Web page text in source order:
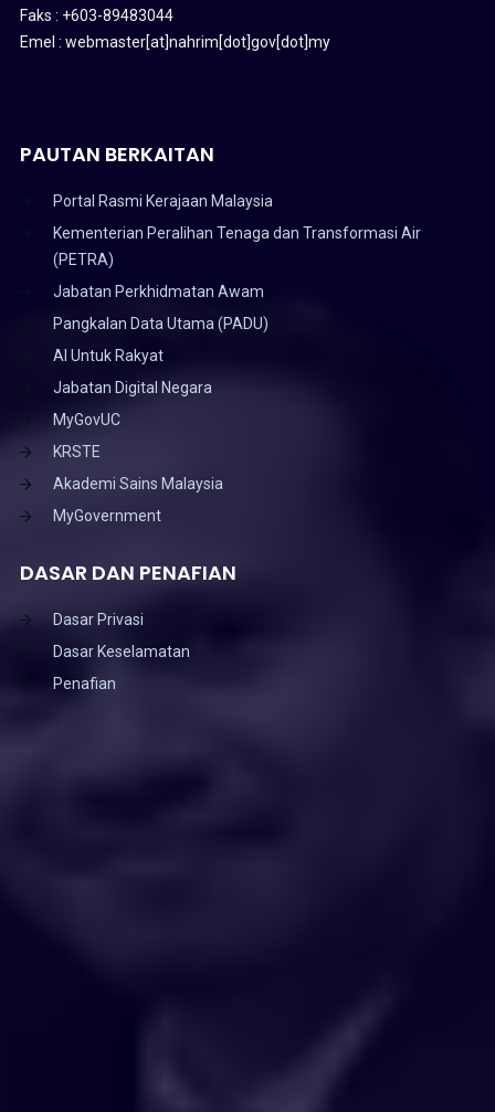
Faks : +603-89483044
Emel : webmaster[at]nahrim[dot]gov[dot]my
PAUTAN BERKAITAN
Portal Rasmi Kerajaan Malaysia
Kementerian Peralihan Tenaga dan Transformasi Air
(PETRA)
Jabatan Perkhidmatan Awam
Pangkalan Data Utama (PADU)
AI Untuk Rakyat
Jabatan Digital Negara
MyGovUC
KRSTE
Akademi Sains Malaysia
MyGovernment
DASAR DAN PENAFIAN
Dasar Privasi
Dasar Keselamatan
Penafian